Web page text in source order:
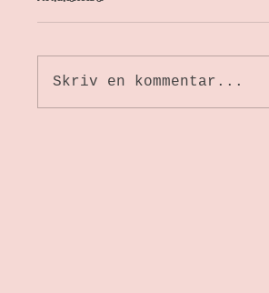
Skriv en kommentar...